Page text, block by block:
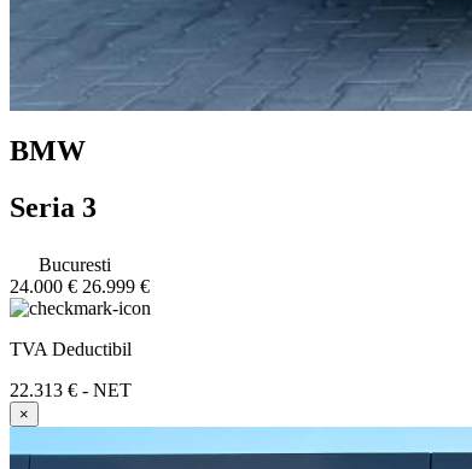
BMW
Seria 3
Bucuresti
24.000 € 26.999 €
TVA Deductibil
22.313 € - NET
×